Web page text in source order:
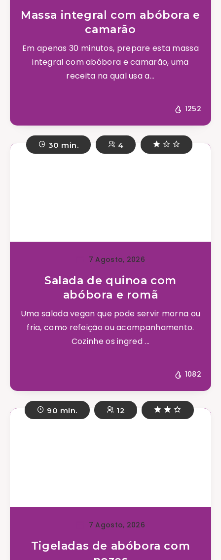
Massa integral com abóbora e
camarão
Em apenas 30 minutos, prepare esta massa
integral com abóbora e camarão, uma
receita na qual usa a...
1252
30 min. 4
7 Agosto, 2026
Salada de quinoa com
abóbora e romã
Uma salada vegan que pode servir morna ou
fria, como refeição ou acompanhamento.
Cozinhe os ingred ...
1082
90 min. 12
7 Agosto, 2026
Tigeladas de abóbora com